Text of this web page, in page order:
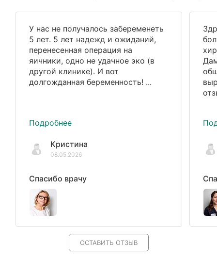
У нас не получалось забеременеть
5 лет. 5 лет надежд и ожиданий,
перенесенная операция на
яичники, одно не удачное эко (в
другой клинике). И вот
долгожданная беременность! ...
Подробнее
Кристина
08.05.2026
Спасибо врачу
ОСТАВИТЬ ОТЗЫВ